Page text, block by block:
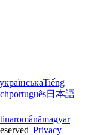
українськаTiếng
português日本語
românămagyar
|Privacy